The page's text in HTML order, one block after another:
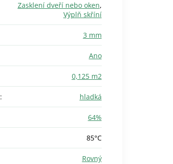
Zasklení dveří nebo oken,
Výplň skříní
3 mm
Ano
0,125 m2
: hladká
64%
85°C
Rovný